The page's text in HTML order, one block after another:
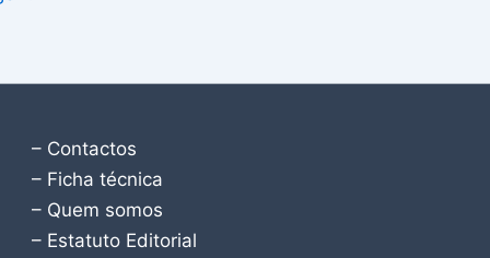
– Contactos
– Ficha técnica
– Quem somos
– Estatuto Editorial